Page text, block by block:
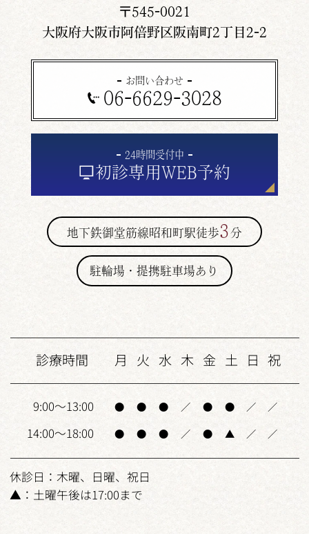
〒545-0021
大阪府大阪市阿倍野区阪南町2丁目2-2
お問い合わせ
06-6629-3028
24時間受付中
初診専用WEB予約
地下鉄御堂筋線昭和町駅徒歩3分
駐輪場・提携駐車場あり
診療時間 月 火 水 木 金 土 日 祝
9:00～13:00 ● ● ● ／ ● ● ／ ／
14:00～18:00 ● ● ● ／ ● ▲ ／ ／
休診日：木曜、日曜、祝日
▲：土曜午後は17:00まで